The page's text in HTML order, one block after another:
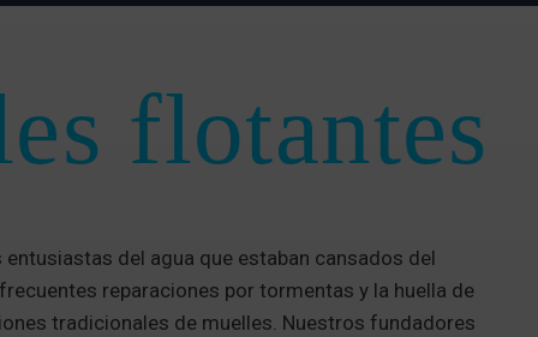
flotantes
del agua que estaban cansados del
reparaciones por tormentas y la huella de
tradicionales de muelles. Nuestros fundadores